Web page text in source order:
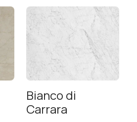
Bianco di
Carrara